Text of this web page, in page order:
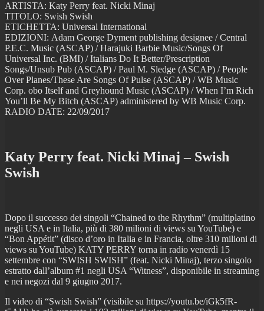
ARTISTA: Katy Perry feat. Nicki Minaj
TITOLO: Swish Swish
ETICHETTA: Universal International
EDIZIONI: Adam George Dyment publishing designee / Central
P.E.C. Music (ASCAP) / Harajuki Barbie Music/Songs Of
Universal Inc. (BMI) / Italians Do It Better/Prescription
Songs/Unsub Pub (ASCAP) / Paul M. Sledge (ASCAP) / People
Over Planes/These Are Songs Of Pulse (ASCAP) / WB Music
Corp. obo Itself and Greyhound Music (ASCAP) / When I’m Rich
You’ll Be My Bitch (ASCAP) administered by WB Music Corp.
RADIO DATE: 22/09/2017
Katy Perry feat. Nicki Minaj – Swish
Swish
Dopo il successo dei singoli “Chained to the Rhythm” (multiplatino
negli USA e in Italia, più di 380 milioni di views su YouTube) e
“Bon Appétit” (disco d’oro in Italia e in Francia, oltre 310 milioni di
views su YouTube) KATY PERRY torna in radio venerdì 15
settembre con “SWISH SWISH” (feat. Nicki Minaj), terzo singolo
estratto dall’album #1 negli USA “Witness”, disponibile in streaming
e nei negozi dal 9 giugno 2017.
Il video di “Swish Swish” (visibile su https://youtu.be/iGk5fR-